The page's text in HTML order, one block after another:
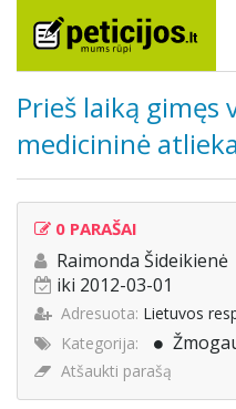
Prieš laiką gimęs
medicininė atlieka
0 PARAŠAI
Raimonda Šideikienė
iki 2012-03-01
Adresuota: Lietuvos
Kategorija:
Atšaukti parašą